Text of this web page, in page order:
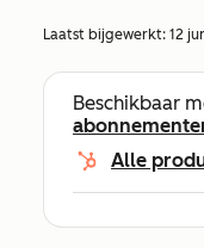
Laatst bijgewerkt: 12
Beschikbaar
Alle